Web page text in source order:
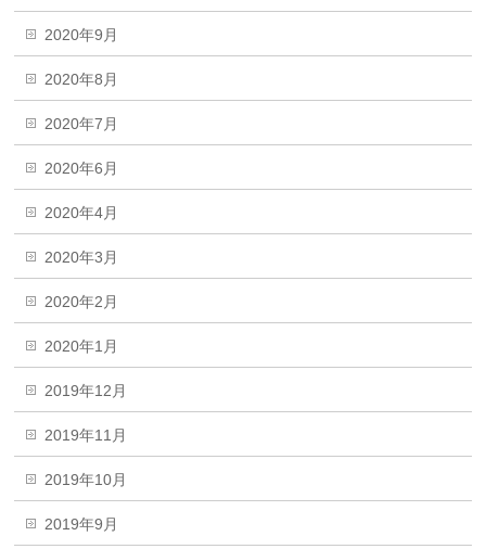
2020年9月
2020年8月
2020年7月
2020年6月
2020年4月
2020年3月
2020年2月
2020年1月
2019年12月
2019年11月
2019年10月
2019年9月